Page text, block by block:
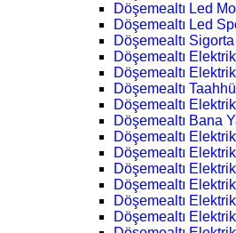
Döşemealtı Led
Döşemealtı Led
Döşemealtı Sigorta
Döşemealtı
Döşemealtı
Döşemealtı
Döşemealtı
Döşemealtı Bana
Döşemealtı
Döşemealtı
Döşemealtı
Döşemealtı
Döşemealtı
Döşemealtı